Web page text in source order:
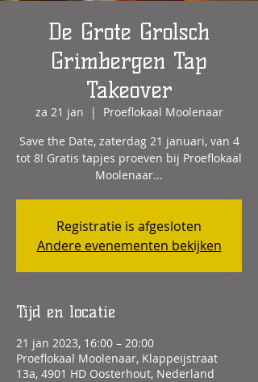
De Grote Grolsch
Grimbergen Tap
Takeover
za 21 jan
  |
Proeflokaal Moolenaar
Save the Date, zaterdag 21 januari, van 4
tot 8! Gratis tapjes proeven bij Proeflokaal
Moolenaar...
Registratie is afgesloten
Andere evenementen bekijken
Tijd en locatie
21 jan 2023, 16:00 – 20:00
Proeflokaal Moolenaar, Klappeijstraat
13a, 4901 HD Oosterhout, Nederland